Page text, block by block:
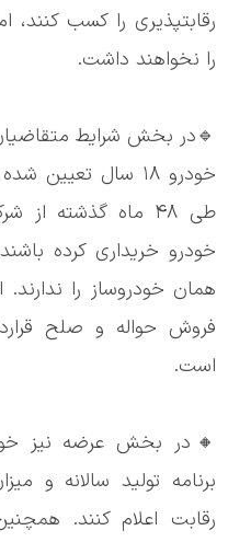
رقابتپذیری را کسب
را نخواهند داشت.
🔹در بخش شرایط
خودرو ۱۸ سال
طی ۴۸ ماه گذشته از
خودرو خریداری کرده
همان خودروساز را ندارند.
فروش حواله و صلح
است.
🔸در بخش عرضه نیز
برنامه تولید سالانه و
رقابت اعلام کنند.